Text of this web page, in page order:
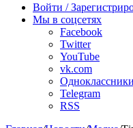
радио
Войти /
Мы в соцсетях
Facebook
Twitter
YouTube
vk.com
Одноклассники
Telegram
RSS